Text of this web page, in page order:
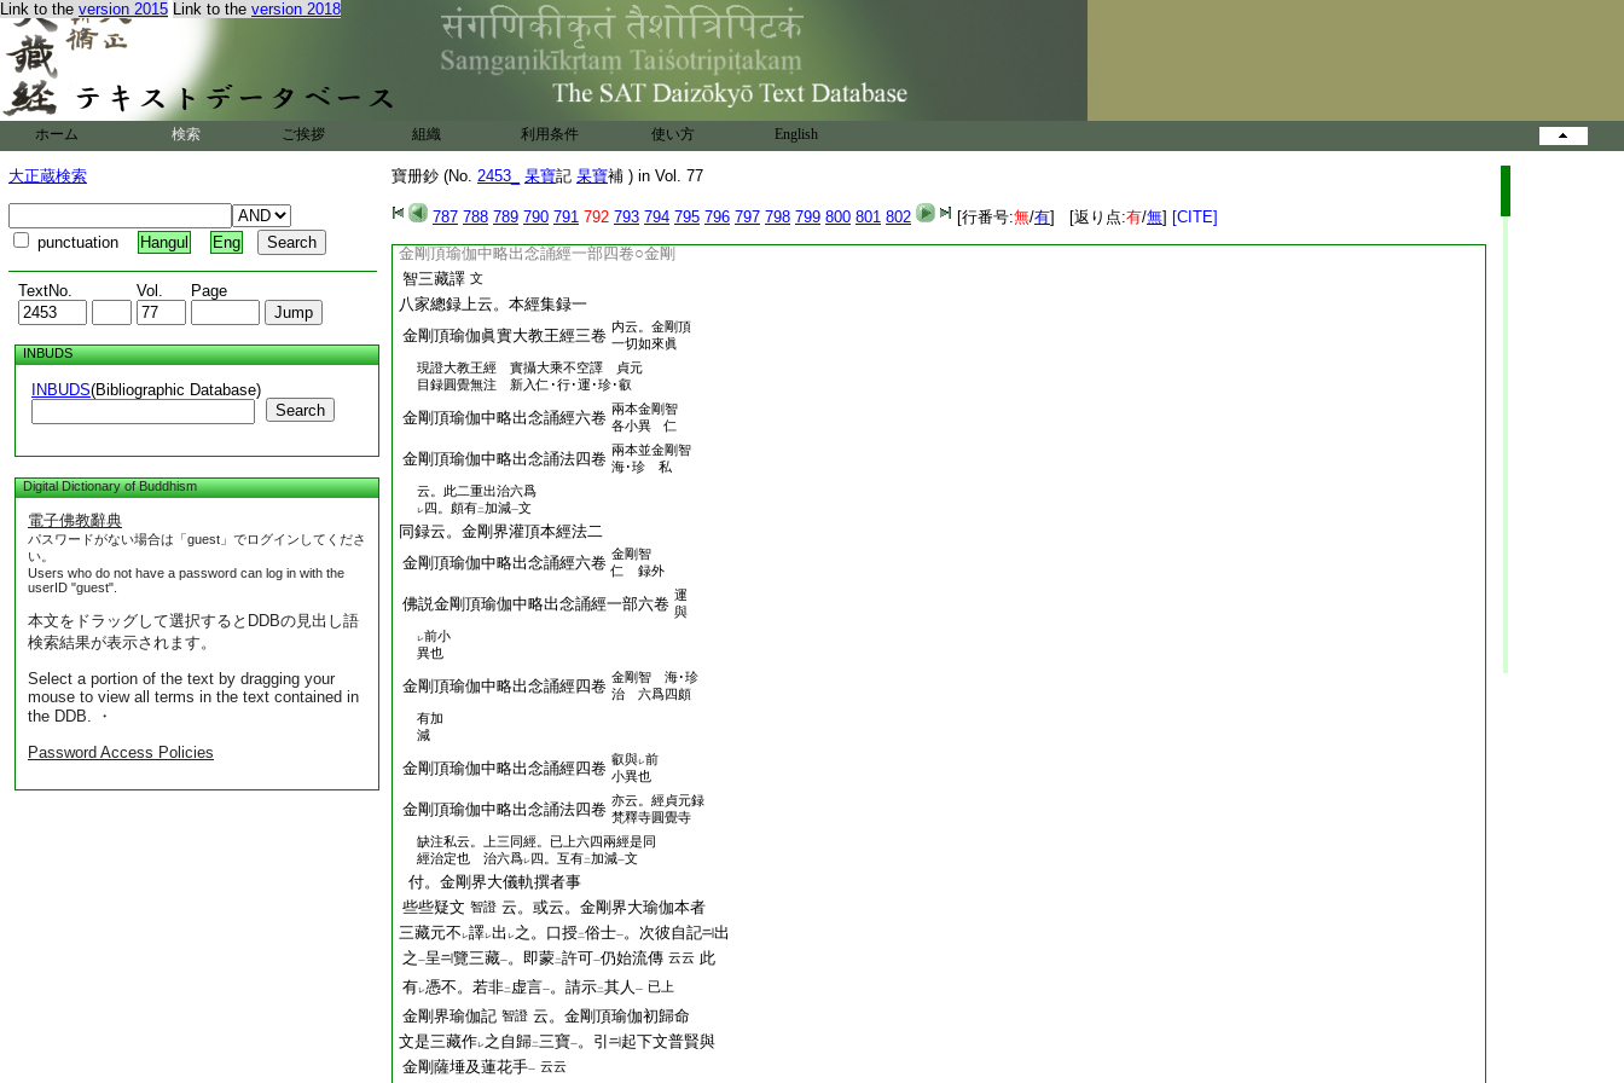
Link to the version 2015 Link to the version 2018
ホーム 検索 ご挨拶 組織 利用条件 使い方 English
大正蔵検索
punctuation Hangul Eng
TextNo. Vol. Page
INBUDS
INBUDS(Bibliographic Database)
Search
Digital Dictionary of Buddhism
電子佛教辭典
パスワードがない場合は「guest」でログインしてくださ
い。
Users who do not have a password can log in with the
userID "guest".
本文をドラッグして選択するとDDBの見出し語
検索結果が表示されます。
Select a portion of the text by dragging your
mouse to view all terms in the text contained in
the DDB. ・
Password Access Policies
寶册鈔 (No. 2453_ 杲寶記 杲寶補 ) in Vol. 77
787 788 789 790 791 792 793 794 795 796 797 798 799 800 801 802 [行番号:無/有] [返り点:有/無] [CITE]
剛頂義決 二此兩本 一。彼文云。廣本非二
此土
云云 又云。此經有 百千頌 一 云云
是其本
文也。而訣意彼廣本者塔内無量頌本也。即
菩薩大藏塔内廣本 是也。開題指 此廣本
。大師解釋深旨顯二無
量頌廣本
。即法爾經者歟
略出教王兩經本朝請來事
問。略出教王兩經誰人請
來本朝 乎 答。大
師御請來録云
金剛頂瑜伽眞實大教王經三卷○大廣智不
金剛頂瑜伽中略出念誦經一部四卷○金剛
智三藏譯 文
八家總録上云。本經集録一
金剛頂瑜伽眞實大教王經三卷 内云。金剛頂
一切如來眞
現證大教王經 實攝大乘不空譯 貞元
目録圓覺無注 新入仁･行･運･珍･叡
金剛頂瑜伽中略出念誦經六卷 兩本金剛智
各小異 仁
金剛頂瑜伽中略出念誦法四卷 兩本並金剛智
海･珍 私
云。此二重出治六爲
レ四。頗有二加減一文
同録云。金剛界灌頂本經法二
金剛頂瑜伽中略出念誦經六卷 金剛智
仁 録外
佛説金剛頂瑜伽中略出念誦經一部六卷 運
與
レ前小
異也
金剛頂瑜伽中略出念誦經四卷 金剛智 海･珍
治 六爲四頗
有加
減
金剛頂瑜伽中略出念誦經四卷 叡與レ前
小異也
金剛頂瑜伽中略出念誦法四卷 亦云。經貞元録
梵釋寺圓覺寺
缺注私云。上三同經。已上六四兩經是同
經治定也 治六爲レ四。互有二加減一文
付。金剛界大儀軌撰者事
些些疑文 智證 云。或云。金剛界大瑜伽本者
三藏元不 レ譯レ出 レ之。口授二俗士一。次彼自記
出
之 一呈 覽三藏一。即蒙二許可一仍始流傳 云云 此
有レ憑不。若非二 虚言一。請示二其人 一 已上
金剛界瑜伽記 智證 云。金剛頂瑜伽初歸命
文是三藏作レ之自歸二三寶一。引
起下文普賢與
金剛薩埵及蓮花手一 云云